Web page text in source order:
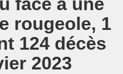
rougeole, 1
124 décès
2023